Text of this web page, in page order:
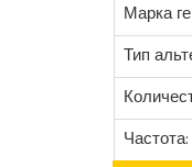
Марка
Тип
Частота: